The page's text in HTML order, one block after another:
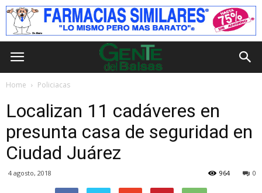
Home Policiacas
Localizan 11 cadáveres en
presunta casa de seguridad en
Ciudad Juárez
4 agosto, 2018 0
964